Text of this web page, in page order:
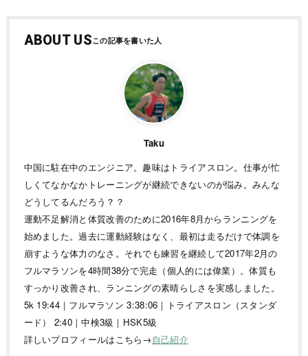
ABOUT US
Taku
中国に駐在中のエンジニア。趣味はトライアスロン。仕事が忙
しくてなかなかトレーニングが継続できないのが悩み。みんな
どうしてるんだろう？？
運動不足解消と体質改善のために2016年8月からランニングを
始めました。過去に運動経験はなく、最初は走るだけで体調を
崩すような体力のなさ。それでも練習を継続して2017年2月の
フルマラソンを4時間38分で完走（個人的には偉業）。体質も
すっかり改善され、ランニングの素晴らしさを実感しました。
5k 19:44｜フルマラソン 3:38:06｜トライアスロン（スタンダ
ード） 2:40｜中検3級｜HSK5級
詳しいプロフィールはこちら→自己紹介